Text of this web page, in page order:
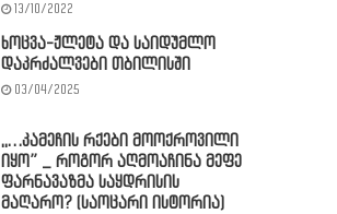
13/10/2022
ხოცვა-ჟლეტა და საიდუმლო
დაკრძალვები თბილისში
03/04/2025
,,…კამეჩის რქები მოოქროვილი
იყო” _ როგორ აღმოაჩინა მეფე
ფარნავაზმა საყდრისის
მაღარო? (საოცარი ისტორია)